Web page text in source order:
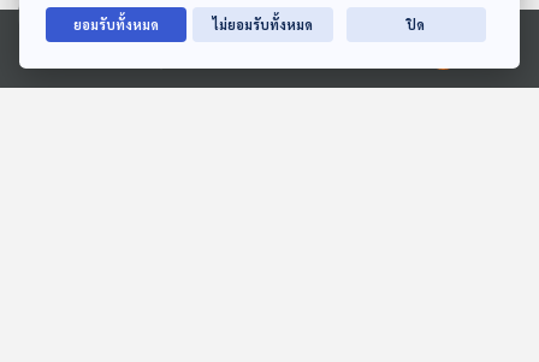
Ⓒ 2020 องค์การกระจายเสียงและแพร่ภาพสาธารณะแห่งประเทศไทย
ยอมรับทั้งหมด ไม่ยอมรับทั้งหมด ปิด